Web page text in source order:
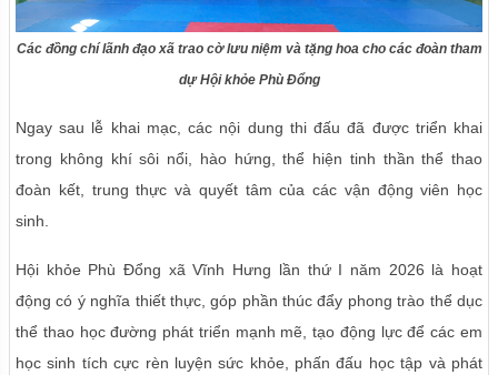
Các đồng chí lãnh đạo xã trao cờ lưu niệm và tặng hoa cho các đoàn tham
dự Hội khỏe Phù Đổng
Ngay sau lễ khai mạc, các nội dung thi đấu đã được triển khai
trong không khí sôi nổi, hào hứng, thể hiện tinh thần thể thao
đoàn kết, trung thực và quyết tâm của các vận động viên học
sinh.
Hội khỏe Phù Đổng xã Vĩnh Hưng lần thứ I năm 2026 là hoạt
động có ý nghĩa thiết thực, góp phần thúc đẩy phong trào thể dục
thể thao học đường phát triển mạnh mẽ, tạo động lực để các em
học sinh tích cực rèn luyện sức khỏe, phấn đấu học tập và phát